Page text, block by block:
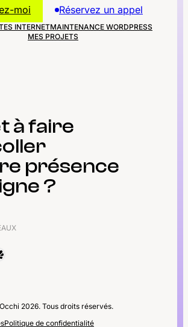
moi Réservez un appel
INTERNETMAINTENANCE WORDPRESS
MES PROJETS
à faire
présence
?
2026. Tous droits réservés.
Politique de confidentialité